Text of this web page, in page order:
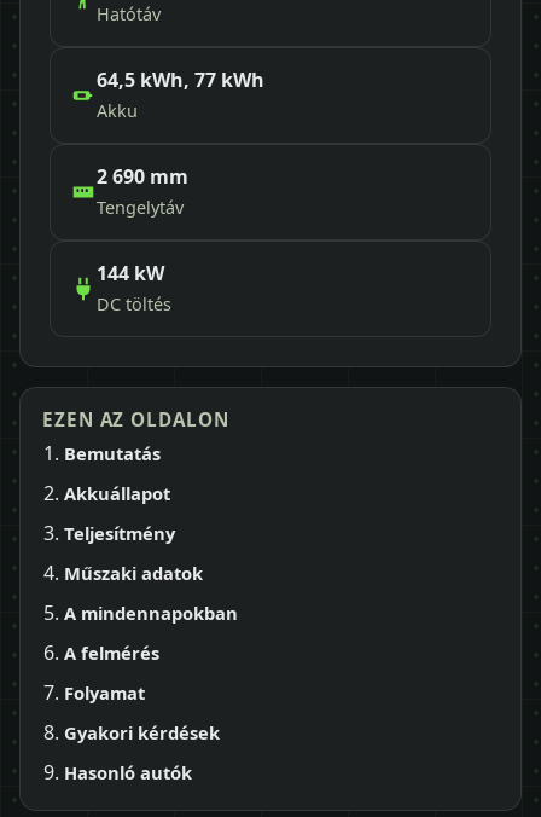
Hatótáv
64,5 kWh, 77 kWh
Akku
2 690 mm
Tengelytáv
144 kW
DC töltés
EZEN AZ OLDALON
Bemutatás
Akkuállapot
Teljesítmény
Műszaki adatok
A mindennapokban
A felmérés
Folyamat
Gyakori kérdések
Hasonló autók